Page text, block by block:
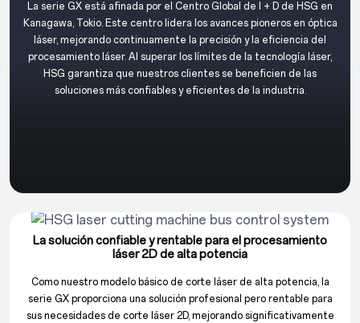
La serie GX está afinada por el Centro Global de I + D de HSG en
Kanagawa, Tokio. Este centro lidera los avances pioneros en óptica
láser, mejorando continuamente la precisión y la eficiencia del
procesamiento láser. Al superar los límites de la tecnología láser,
HSG garantiza que nuestros clientes se beneficien de las
soluciones más confiables y eficientes de la industria.
La solución confiable y rentable para el procesamiento
láser 2D de alta potencia
Como nuestro modelo básico de corte láser de alta potencia, la
serie GX proporciona una solución profesional pero rentable para
sus necesidades de corte láser 2D, mejorando significativamente